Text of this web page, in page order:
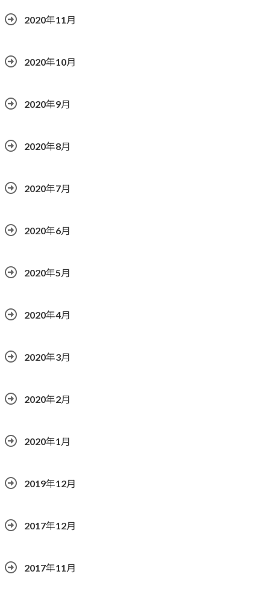
2020年11月
2020年10月
2020年9月
2020年8月
2020年7月
2020年6月
2020年5月
2020年4月
2020年3月
2020年2月
2020年1月
2019年12月
2017年12月
2017年11月